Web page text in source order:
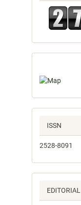
ISSN
2528-8091
EDITORIAL